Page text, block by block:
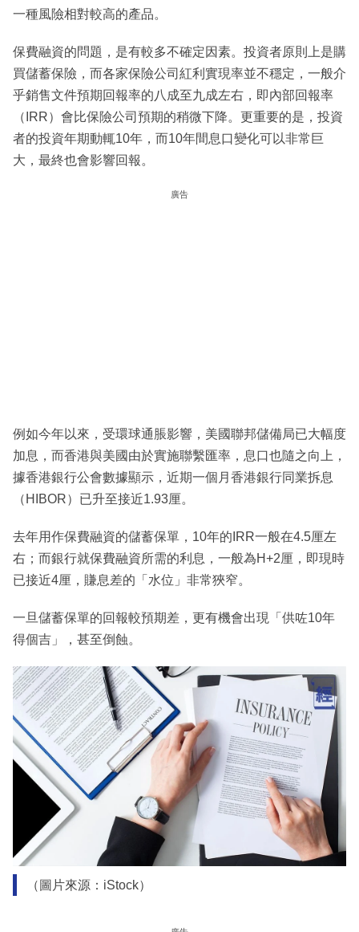
一種風險相對較高的產品。
保費融資的問題，是有較多不確定因素。投資者原則上是購
買儲蓄保險，而各家保險公司紅利實現率並不穩定，一般介
乎銷售文件預期回報率的八成至九成左右，即內部回報率
（IRR）會比保險公司預期的稍微下降。更重要的是，投資
者的投資年期動輒10年，而10年間息口變化可以非常巨
大，最終也會影響回報。
廣告
例如今年以來，受環球通脹影響，美國聯邦儲備局已大幅度
加息，而香港與美國由於實施聯繫匯率，息口也隨之向上，
據香港銀行公會數據顯示，近期一個月香港銀行同業拆息
（HIBOR）已升至接近1.93厘。
去年用作保費融資的儲蓄保單，10年的IRR一般在4.5厘左
右；而銀行就保費融資所需的利息，一般為H+2厘，即現時
已接近4厘，賺息差的「水位」非常狹窄。
一旦儲蓄保單的回報較預期差，更有機會出現「供咗10年
得個吉」，甚至倒蝕。
（圖片來源：iStock）